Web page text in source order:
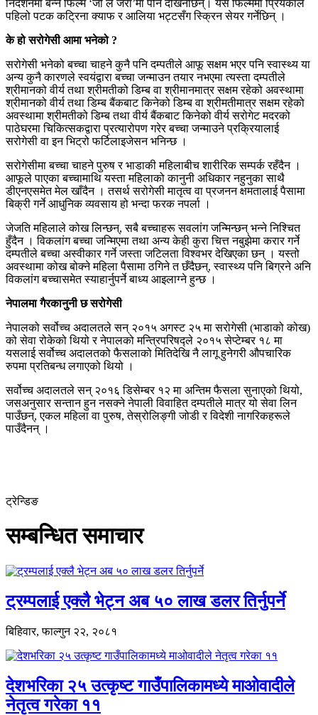
निर्देशनमा बन्ने फिल्म ‘जी ले जरा’मा पनि देखिनेछिन्। यस फिल्ममा प्रियंकाले
पहिलो पटक कट्रिना क्याफ र आलिया भट्टसँग स्क्रिन सेयर गर्नेछिन् ।
के हो सरोगेसी आमा भनेको ?
सरोगेसी भनेको बच्चा चाहने कुनै पनि दम्पतीले आफू सक्षम भएर पनि स्वास्थ्य या
अन्य कुनै कारणले स्वयंद्वारा बच्चा जन्माउन तयार नभएमा त्यस्ता दम्पतीले
श्रीमानको वीर्य तथा श्रीमतीको डिम्ब वा श्रीमानमात्र सक्षम रहेको अवस्थामा
श्रीमानको वीर्य तथा डिम्ब बैंकबाट किनेको डिम्ब वा श्रीमतीमात्र सक्षम रहेको
अवस्थामा श्रीमतीको डिम्ब तथा वीर्य बैंकबाट किनेको वीर्य सरोगेट मदरको
पाठेघरमा चिकित्सकद्वारा प्रत्यारोपण गरेर बच्चा जन्माउने प्रक्रियालाई
सरोगेसी वा इन भिट्रो फर्टिलाइजेसन भनिन्छ ।
सरोगेसीमा बच्चा चाहने पुरुष र भाडाकी महिलाबीच शारीरिक सम्पर्क रहँदैन ।
आफूले पाएका बच्चामाथि यस्ता महिलाको कानुनी अधिकार नहुनुका साथै
डीएनएसमेत मेल खाँदैन । तसर्थ सरोगेसी मातृत्व वा प्रजनन क्षमतालाई पैसामा
बिक्री गर्ने आधुनिक व्यवसाय हो भन्दा फरक नपर्ला ।
जेजति महिलाले कोख लिन्छन्, सबै बच्चाहरू सवलांग जन्मिन्छन् भन्ने निश्चित
हुँदैन । विकलांग बच्चा जन्मिएमा तथा अन्य केही कुरा चित्त नबुझेमा करार गर्ने
दम्पतीले बच्चा अस्वीकार गर्ने जस्ता जटिलता विश्वभर देखिएका छन् । यस्तो
अवस्थामा कोख बोक्ने महिला पैसामा ठगिने त छँदैछन्, स्वास्थ्य पनि बिग्रने अनि
विकलांग बच्चासमेत स्याहार्नुपर्ने बाध्य आइलाग्ने हुन्छ ।
नेपालमा गैरकानुनी छ सरोगेसी
नेपालको सर्वोच्च अदालतले सन् २०१५ अगस्ट २५ मा सरोगेसी (भाडाको कोख)
को सेवा रोकेको थियो र नेपालको मन्त्रिपरिषद्ले २०१५ सेप्टेम्बर १८ मा
यसलाई सर्वोच्च अदालतको फैसलाको मितिदेखि नै लागू हुनेगरी औपचारिक
रुपमा प्रतिबन्ध लगाएको थियो ।
सर्वोच्च अदालतले सन् २०१६ डिसेम्बर १२ मा अन्तिम फैसला सुनाएको थियो,
जसअनुसार सन्तान हुन नसक्ने नेपाली विवाहित दम्पतीले मात्र यो सेवा लिन
पाउँछन्, एकल महिला वा पुरुष, तेस्रोलिङ्गी जोडी र विदेशी नागरिकहरूले
पाउँदैनन् ।
ट्रेन्डिङ
सम्बन्धित समाचार
ट्रम्पलाई एक्लै भेट्न अब ५० लाख डलर तिर्नुपर्ने
बिहिवार, फाल्गुन २२, २०८१
देशभरिका २५ उत्कृष्ट गाउँपालिकामध्ये माओवादीले
नेतृत्व गरेका ११